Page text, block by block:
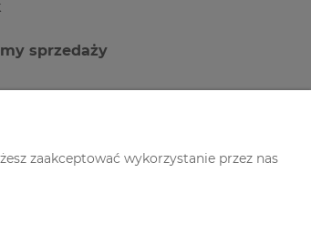
sprzedaży
zaakceptować wykorzystanie przez nas